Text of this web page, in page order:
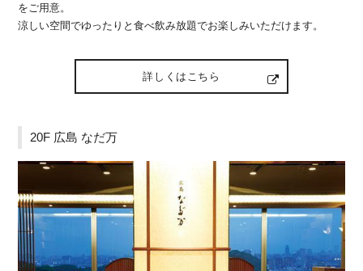
をご用意。
涼しい空間でゆったりと食べ飲み放題でお楽しみいただけます。
詳しくはこちら
20F 広島 なだ万